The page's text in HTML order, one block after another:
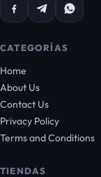
CATEGORÍAS
Home
About Us
Contact Us
Privacy Policy
Terms and Conditions
TIENDAS